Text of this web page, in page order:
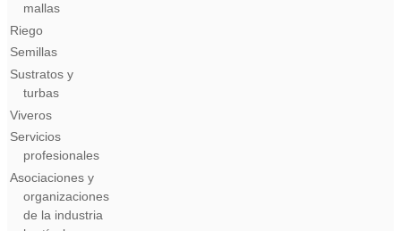
mallas
Riego
Semillas
Sustratos y
turbas
Viveros
Servicios
profesionales
Asociaciones y
organizaciones
de la industria